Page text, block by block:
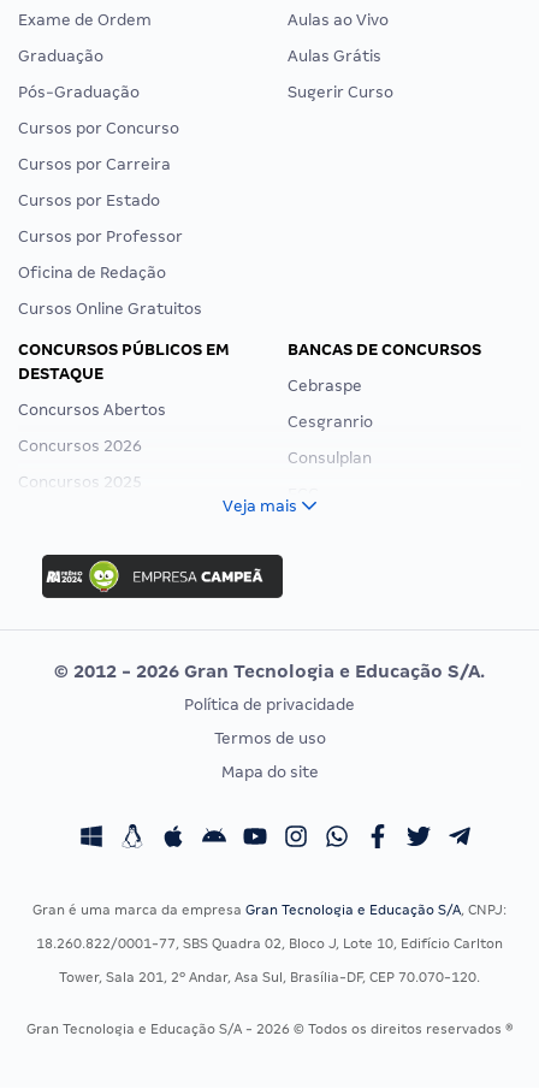
Exame de Ordem
Graduação
Pós-Graduação
Cursos por Concurso
Cursos por Carreira
Cursos por Estado
Cursos por Professor
Oficina de Redação
Cursos Online Gratuitos
Aulas ao Vivo
Aulas Grátis
Sugerir Curso
CONCURSOS PÚBLICOS EM
DESTAQUE
Concursos Abertos
Concursos 2026
Concursos 2025
Concurso Ibama
Concurso MPU
Editais publicados
BANCAS DE CONCURSOS
Cebraspe
Cesgranrio
Consulplan
Vunesp
CONCURSOS POR PROFISSÃO
Concursos Fiscais
Concursos Saúde
Residência Multiprofissional
EXAME DE ORDEM
Calendário OAB
Veja mais
© 2012 - 2026 Gran Tecnologia e Educação S/A.
Política de privacidade
Termos de uso
Mapa do site
Gran é uma marca da empresa Gran Tecnologia e Educação S/A, CNPJ:
18.260.822/0001-77, SBS Quadra 02, Bloco J, Lote 10, Edifício Carlton
Tower, Sala 201, 2º Andar, Asa Sul, Brasília-DF, CEP 70.070-120.
Gran Tecnologia e Educação S/A - 2026 © Todos os direitos reservados ®